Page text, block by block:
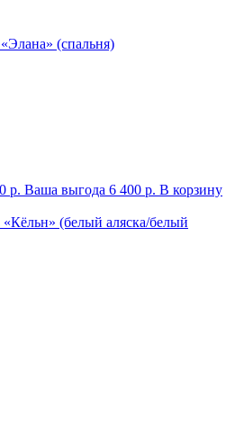
(спальня)
р. Ваша выгода 6 400 р. В корзину
(белый аляска/белый